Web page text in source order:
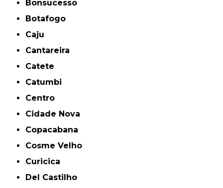
Bonsucesso
Botafogo
Caju
Cantareira
Catete
Catumbi
Centro
Cidade Nova
Copacabana
Cosme Velho
Curicica
Del Castilho